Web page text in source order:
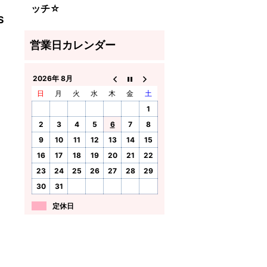
ッチ☆
2026年 8月
日
月 火 水 木 金
土
1
2
3 4 5 6 7
8
9
10 11 12 13 14
15
16
17 18 19 20 21
22
23
24 25 26 27 28
29
30
31
定休日